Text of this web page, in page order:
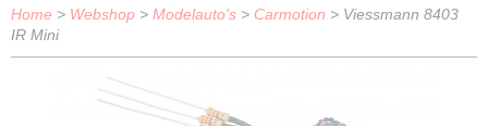
Home > Webshop > Modelauto's > Carmotion > Viessmann 8403
IR Mini